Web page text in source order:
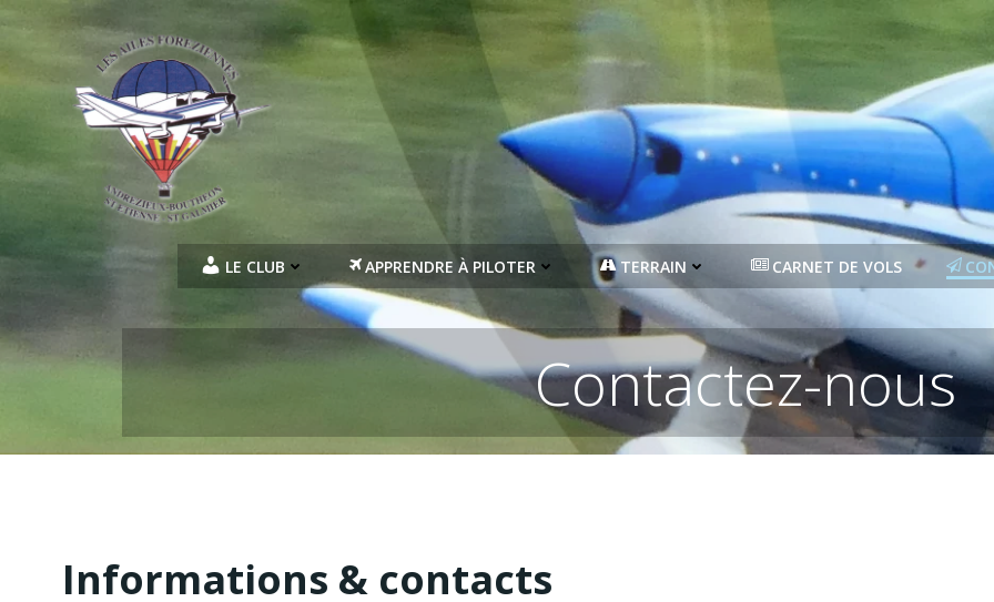
LE CLUB APPRENDRE À PILOTER TERRAIN CARNET DE VOLS
Contactez-nous
Informations & contacts